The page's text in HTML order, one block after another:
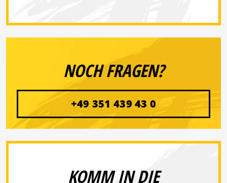
NOCH FRAGEN?
+49 351 439 43 0
KOMM IN DIE